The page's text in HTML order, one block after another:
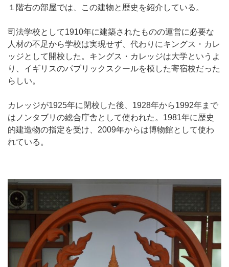
１階右の部屋では、この建物と歴史を紹介している。
司法学校として1910年に建築されたものの運営に必要な
人材の不足から学校は実現せず、代わりにキングス・カレ
ッジとして開校した。キングス・カレッジは大学というよ
り、イギリスのパブリックスクールを模した寄宿校だった
らしい。
カレッジが1925年に閉校した後、1928年から1992年まで
はノンタブリの総合庁舎として使われた。1981年に歴史
的建造物の指定を受け、2009年からは博物館として使わ
れている。